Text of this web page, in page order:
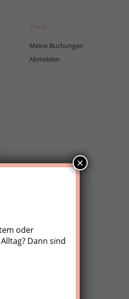
Profil
Meine Buchungen
Abmelden
oder
Dann sind
×